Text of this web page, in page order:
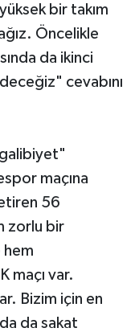
bir takım
Öncelikle
da ikinci
cevabını
maçına
56
zorlu bir
hem
maçı var.
Bizim için en
da sakat